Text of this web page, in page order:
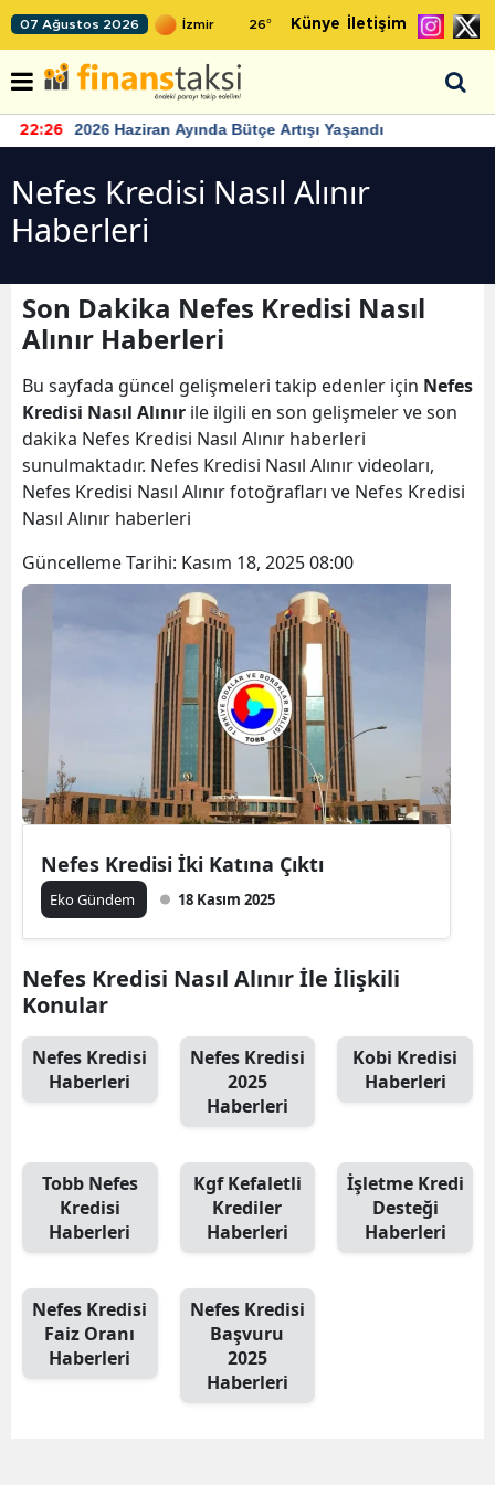
07 Ağustos 2026 26° Künye İletişim
22:26 2026 Haziran Ayında Bütçe Artışı Yaşandı
Nefes Kredisi Nasıl Alınır
Haberleri
Son Dakika Nefes Kredisi Nasıl
Alınır Haberleri
Bu sayfada güncel gelişmeleri takip edenler için Nefes
Kredisi Nasıl Alınır ile ilgili en son gelişmeler ve son
dakika Nefes Kredisi Nasıl Alınır haberleri
sunulmaktadır. Nefes Kredisi Nasıl Alınır videoları,
Nefes Kredisi Nasıl Alınır fotoğrafları ve Nefes Kredisi
Nasıl Alınır haberleri
Güncelleme Tarihi: Kasım 18, 2025 08:00
Nefes Kredisi İki Katına Çıktı
Eko Gündem 18 Kasım 2025
Nefes Kredisi Nasıl Alınır İle İlişkili
Konular
Nefes Kredisi
Haberleri
Nefes Kredisi
2025
Haberleri
Kobi Kredisi
Haberleri
Tobb Nefes
Kredisi
Haberleri
Kgf Kefaletli
Krediler
Haberleri
İşletme Kredi
Desteği
Haberleri
Nefes Kredisi
Faiz Oranı
Haberleri
Nefes Kredisi
Başvuru
2025
Haberleri